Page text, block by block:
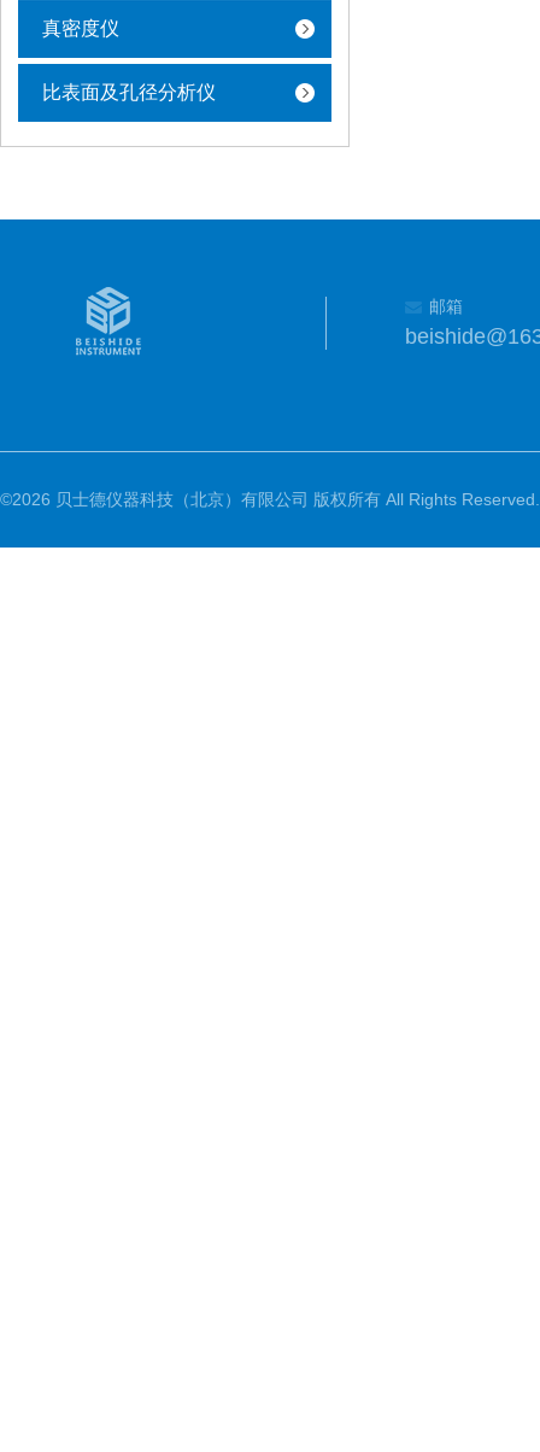
真密度仪
比表面及孔径分析仪
邮箱
©2026 贝士德仪器科技（北京）有限公司 版权所有 All Rights Reserved.